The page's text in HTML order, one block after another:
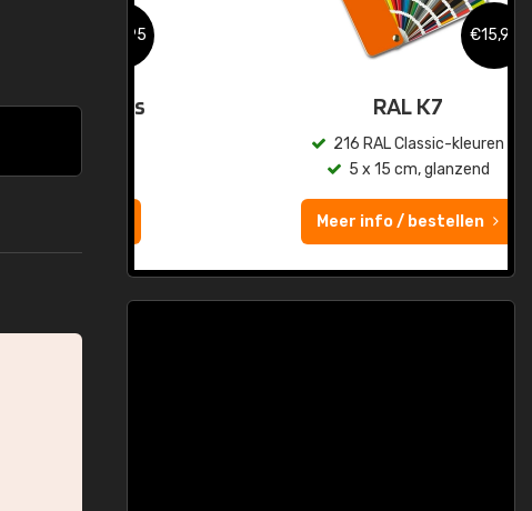
€15,95
216 RAL Classic-kleuren
5 x 15 cm, glanzend
Meer info / bestellen